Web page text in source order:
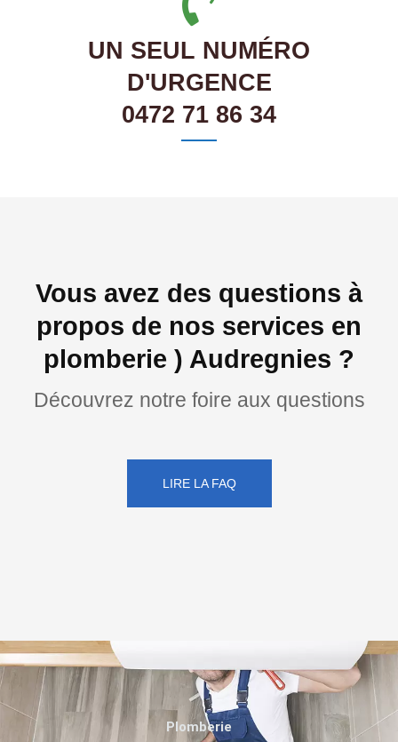
UN SEUL NUMÉRO
D'URGENCE
0472 71 86 34
Vous avez des questions à
propos de nos services en
plomberie ) Audregnies ?
Découvrez notre foire aux questions
LIRE LA FAQ
Plomberie